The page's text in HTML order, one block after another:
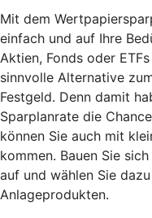
Mit dem
einfach und auf Ihre
Aktien, Fonds oder
sinnvolle Alternative
Festgeld. Denn damit
Sparplanrate die
können Sie auch mit
kommen. Bauen Sie
auf und wählen Sie
Anlageprodukten.